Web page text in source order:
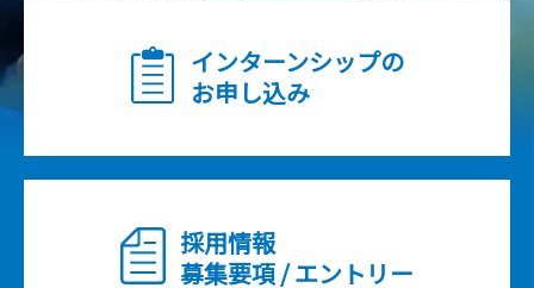
インターンシップの
お申し込み
採用情報
募集要項 / エントリー